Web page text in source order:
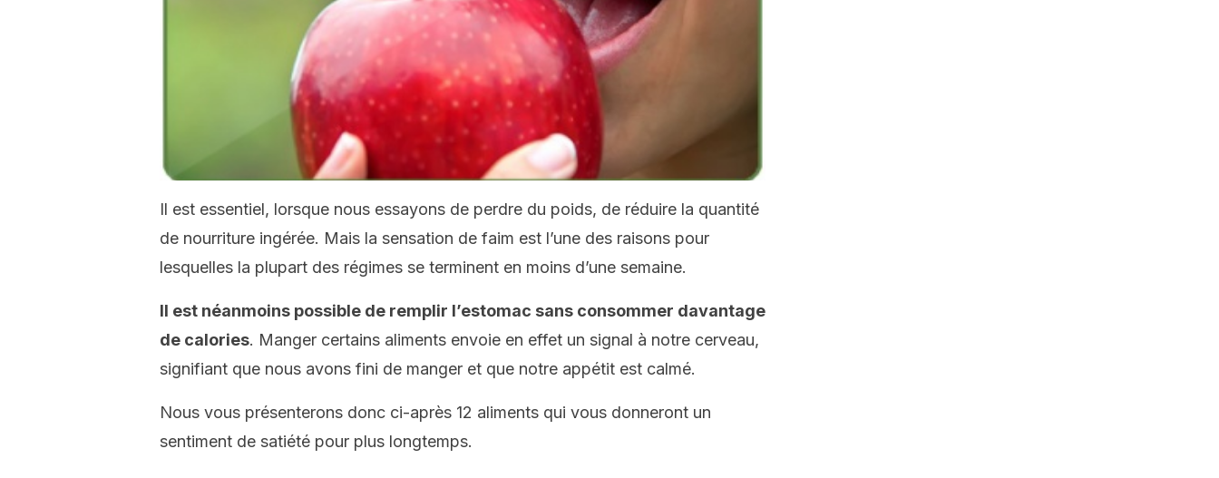
Il est essentiel, lorsque nous essayons de perdre du poids, de réduire la quantité
de nourriture ingérée. Mais la sensation de faim est l’une des raisons pour
lesquelles la plupart des régimes se terminent en moins d’une semaine.
Il est néanmoins possible de remplir l’estomac sans consommer davantage
de calories. Manger certains aliments envoie en effet un signal à notre cerveau,
signifiant que nous avons fini de manger et que notre appétit est calmé.
Nous vous présenterons donc ci-après 12 aliments qui vous donneront un
sentiment de satiété pour plus longtemps.